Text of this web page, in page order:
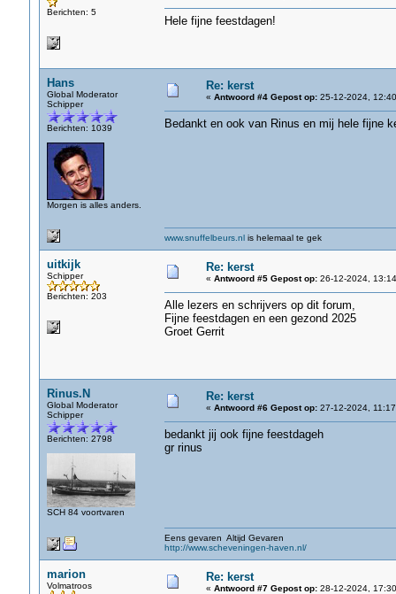
Berichten: 5
Hele fijne feestdagen!
Hans
Global Moderator
Schipper
Berichten: 1039
Morgen is alles anders.
Re: kerst
« Antwoord #4 Gepost op:25-12-2024,
Bedankt en ook van Rinus en mij hele fijne
www.snuffelbeurs.nlis helemaal te gek
uitkijk
Schipper
Berichten: 203
Re: kerst
« Antwoord #5 Gepost op:26-12-2024,
Alle lezers en schrijvers op dit forum,
Fijne feestdagen en een gezond 2025
Groet Gerrit
Rinus.N
Global Moderator
Schipper
Berichten: 2798
SCH 84 voortvaren
Re: kerst
« Antwoord #6 Gepost op:27-12-2024,
bedankt jij ook fijne feestdageh
gr rinus
Eens gevaren Altijd Gevaren
http://www.scheveningen-haven.nl/
marion
Volmatroos
Re: kerst
« Antwoord #7 Gepost op:28-12-2024,